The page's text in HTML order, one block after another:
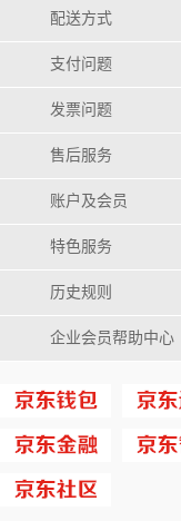
配送方式
支付问题
发票问题
售后服务
账户及会员
特色服务
历史规则
企业会员帮助中心